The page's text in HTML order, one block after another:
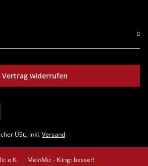
Vertrag widerrufen
USt., inkl.Versand
e.K.
MeinMic - Klingt besser!